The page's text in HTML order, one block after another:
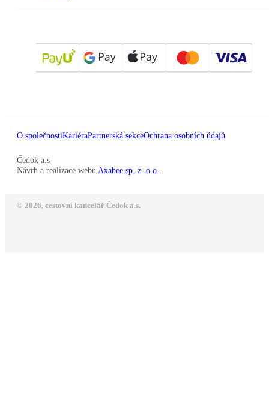
O společnostiKariéraPartnerská sekceOchrana osobních údajů
Čedok a.s
Návrh a realizace webu Axabee sp. z. o.o.
© 2026, cestovní kancelář Čedok a.s.